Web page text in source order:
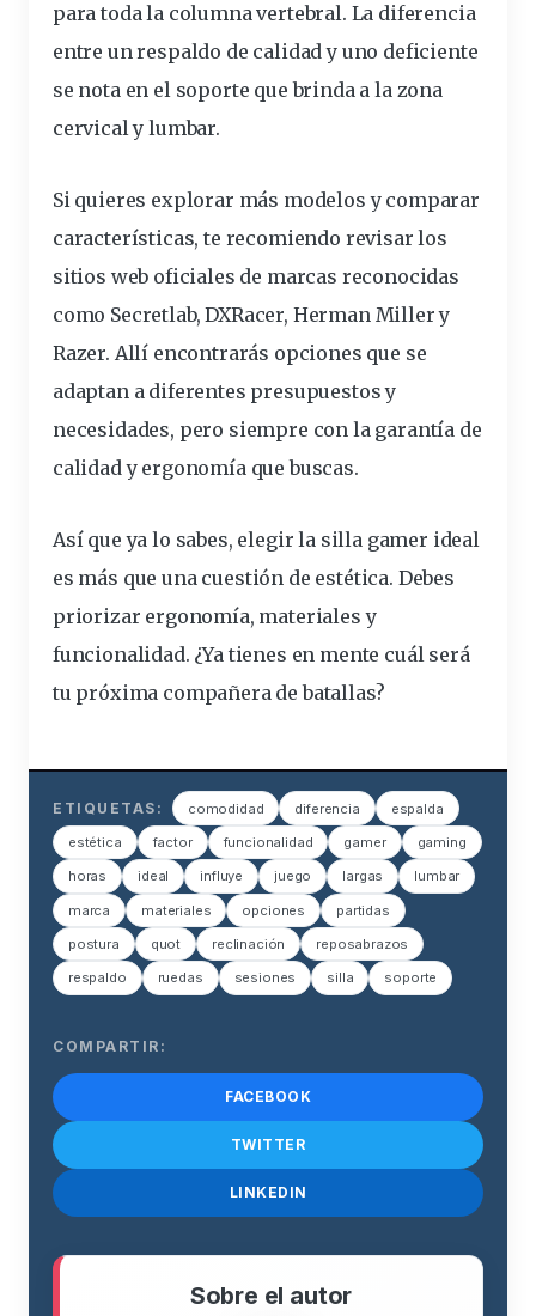
para toda la columna vertebral. La diferencia
entre un respaldo de calidad y uno deficiente
se nota en el soporte que brinda a la zona
cervical y lumbar.
Si quieres explorar más modelos y comparar
características, te recomiendo revisar los
sitios web oficiales de marcas reconocidas
como Secretlab,DXRacer, Herman Millery
Razer. Allí encontrarás opciones que se
adaptan a diferentes presupuestos y
necesidades, pero siempre con la garantía de
calidad y ergonomíaque buscas.
Así que ya lo sabes, elegir la silla gamer ideal
es más que una cuestión de estética. Debes
priorizar ergonomía, materiales y
funcionalidad. ¿Ya tienes en mente cuál será
tu próxima compañera de batallas?
ETIQUETAS: comodidad diferencia espalda
estética factor funcionalidad gamer gaming
horas ideal influye juego largas lumbar
marca materiales opciones partidas
postura quot reclinación reposabrazos
respaldo ruedas sesiones silla soporte
COMPARTIR:
FACEBOOK
TWITTER
LINKEDIN
Sobre el autor